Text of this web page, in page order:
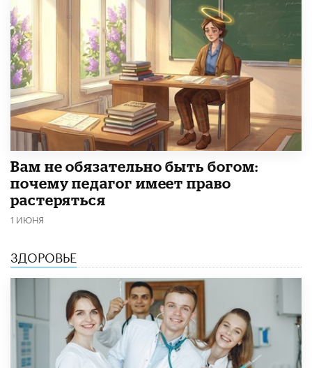
​Вам не обязательно быть богом:
почему педагог имеет право
растеряться
1 ИЮНЯ
ЗДОРОВЬЕ